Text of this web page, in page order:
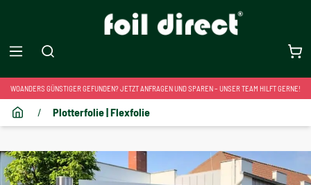
WOANDERS GÜNSTIGER GEFUNDEN? JETZT ANFRAGEN UND SPAREN – UNSER TEAM HILFT GERNE!
/ Plotterfolie | Flexfolie